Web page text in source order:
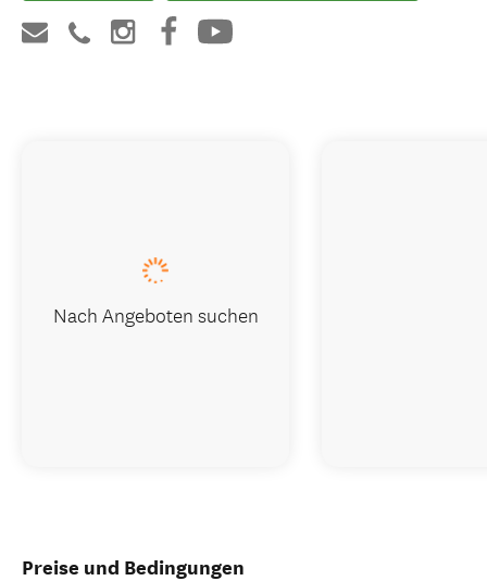
Preise und Bedingungen
Nach Angeboten suchen